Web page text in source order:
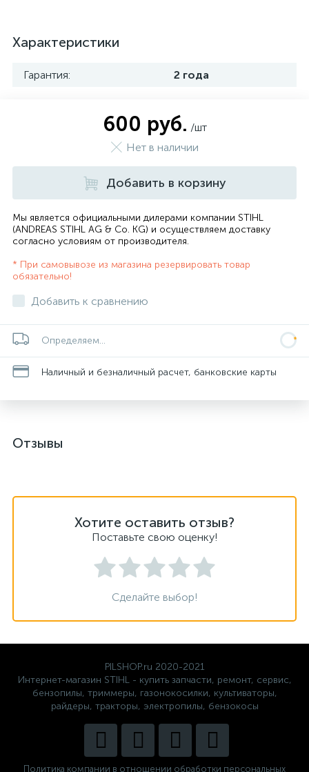
Характеристики
Гарантия: 2 года
600 руб. /шт
Нет в наличии
Добавить в корзину
Мы является официальными дилерами компании STIHL
(ANDREAS STIHL AG & Co. KG) и осуществляем доставку
согласно условиям от производителя.
* При самовывозе из магазина резервировать товар
обязательно!
Добавить к сравнению
Определяем...
Наличный и безналичный расчет, банковские карты
Отзывы
Хотите оставить отзыв?
Поставьте свою оценку!
Сделайте выбор!
PILSHOP.ru 2020-2021
Интернет-магазин STIHL - купить запчасти, ремонт, сервис,
бензопилы, триммеры, газонокосилки, культиваторы,
райдеры, тракторы, электропилы, бензокосы
Политика компании в отношении обработки персональных